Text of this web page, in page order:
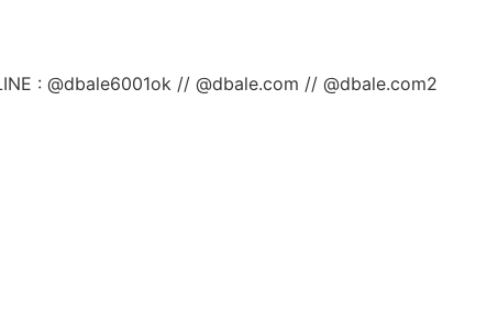
: @dbale6001ok // @dbale.com // @dbale.com2